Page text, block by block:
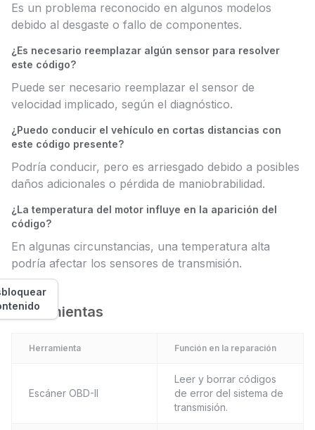
Es un problema reconocido en algunos modelos
debido al desgaste o fallo de componentes.
¿Es necesario reemplazar algún sensor para resolver
este código?
Puede ser necesario reemplazar el sensor de
velocidad implicado, según el diagnóstico.
¿Puedo conducir el vehículo en cortas distancias con
este código presente?
Podría conducir, pero es arriesgado debido a posibles
daños adicionales o pérdida de maniobrabilidad.
¿La temperatura del motor influye en la aparición del
código?
En algunas circunstancias, una temperatura alta
podría afectar los sensores de transmisión.
Herramientas
Herramienta Función en la reparación
Escáner OBD-II
Leer y borrar códigos
de error del sistema de
transmisión.